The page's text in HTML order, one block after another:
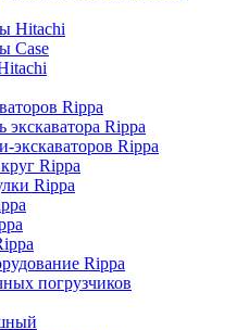
Hitachi
Case
Rippa
экскаватора Rippa
экскаваторов Rippa
Rippa
Rippa
Rippa
погрузчиков